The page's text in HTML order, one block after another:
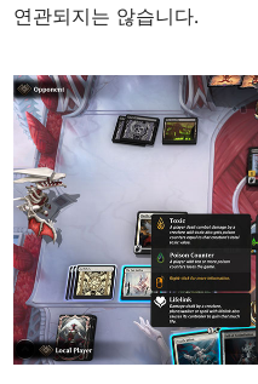
연관되지는 않습니다.